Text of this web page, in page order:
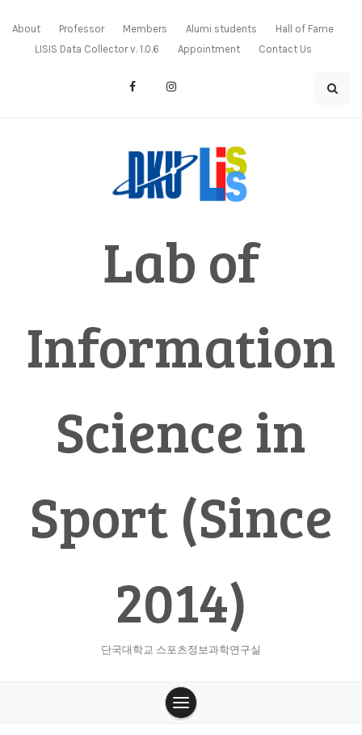
content
About Professor Members Alumi students
Hall of Fame
LISIS Data Collector v. 1.0.6
Appointment Contact Us
Lab of
Information
Science in
Sport (Since
2014)
단국대학교 스포츠정보과학연구실